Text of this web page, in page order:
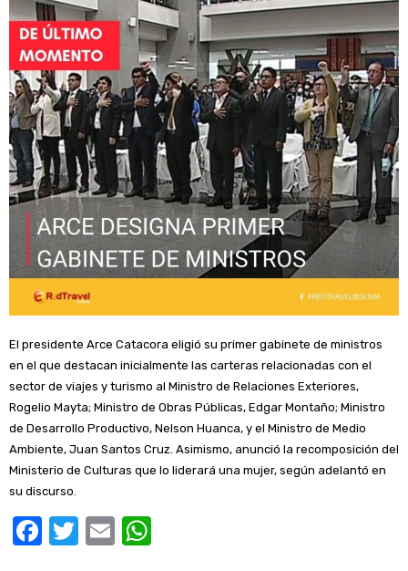
El presidente Arce Catacora eligió su primer gabinete de ministros
en el que destacan inicialmente las carteras relacionadas con el
sector de viajes y turismo al Ministro de Relaciones Exteriores,
Rogelio Mayta; Ministro de Obras Públicas, Edgar Montaño; Ministro
de Desarrollo Productivo, Nelson Huanca, y el Ministro de Medio
Ambiente, Juan Santos Cruz. Asimismo, anunció la recomposición del
Ministerio de Culturas que lo liderará una mujer, según adelantó en
su discurso.
Facebook
Twitter
Email